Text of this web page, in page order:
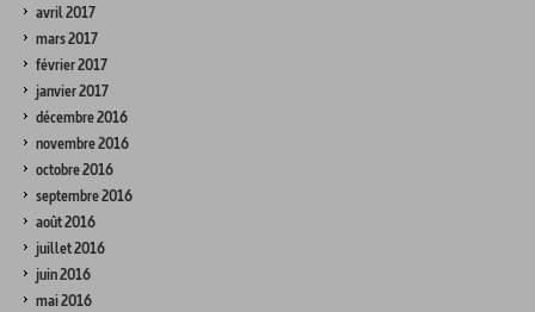
avril 2017
mars 2017
février 2017
janvier 2017
décembre 2016
novembre 2016
octobre 2016
septembre 2016
août 2016
juillet 2016
juin 2016
mai 2016